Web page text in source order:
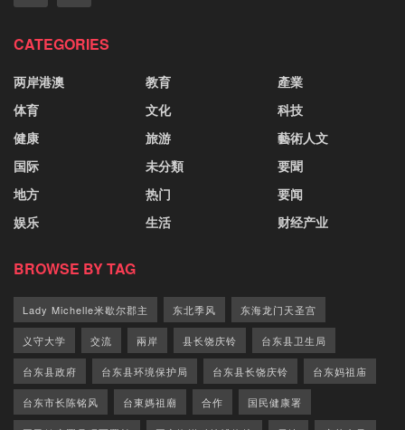
CATEGORIES
两岸港澳
体育
健康
国际
地方
娱乐
教育
文化
旅游
未分類
热门
生活
產業
科技
藝術人文
要聞
要闻
财经产业
BROWSE BY TAG
Lady Michelle米歇尔郡主 东北季风 东海龙门天圣宫
义守大学 交流 兩岸 县长饶庆铃 台东县卫生局
台东县政府 台东县环境保护局 台东县长饶庆铃 台东妈祖庙
台东市长陈铭风 台東媽祖廟 合作 国民健康署